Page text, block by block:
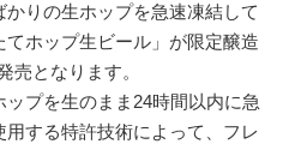
りの生ホップを急速凍結して
ホップ生ビール」が限定醸造
売となります。
プを生のまま24時間以内に急
する特許技術によって、フレ